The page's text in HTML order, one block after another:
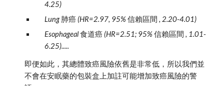
4.25)
Lung 肺癌 (HR=2.97, 95% 信賴區間 , 2.20-4.01)
Esophageal 食道癌 (HR=2.51; 95% 信賴區間 , 1.01-
6.25).....
即便如此，其總體致癌風險依舊是非常低，所以我們並
不會在安眠藥的包裝盒上加註可能增加致癌風險的警